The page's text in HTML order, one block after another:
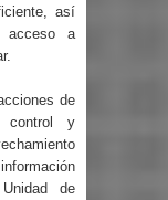
así
acceso a
de
control y
de